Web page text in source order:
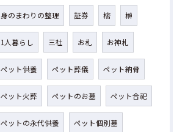
身のまわりの整理 証券 樒 榊
1人暮らし 三社 お札 お神札
ペット供養 ペット葬儀 ペット納骨
ペット火葬 ペットのお墓 ペット合祀
ペットの永代供養 ペット個別墓